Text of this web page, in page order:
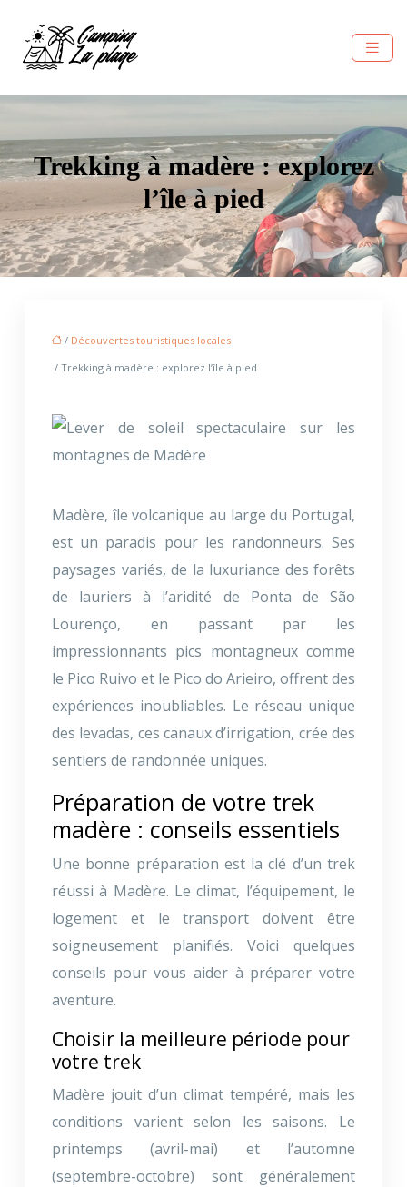
Trekking à madère : explorez
l’île à pied
/ Découvertes touristiques locales
/ Trekking à madère : explorez l’île à pied
Madère, île volcanique au large du Portugal,
est un paradis pour les randonneurs. Ses
paysages variés, de la luxuriance des forêts
de lauriers à l’aridité de Ponta de São
Lourenço, en passant par les
impressionnants pics montagneux comme
le Pico Ruivo et le Pico do Arieiro, offrent des
expériences inoubliables. Le réseau unique
des levadas, ces canaux d’irrigation, crée des
sentiers de randonnée uniques.
Préparation de votre trek
madère : conseils essentiels
Une bonne préparation est la clé d’un trek
réussi à Madère. Le climat, l’équipement, le
logement et le transport doivent être
soigneusement planifiés. Voici quelques
conseils pour vous aider à préparer votre
aventure.
Choisir la meilleure période pour
votre trek
Madère jouit d’un climat tempéré, mais les
conditions varient selon les saisons. Le
printemps (avril-mai) et l’automne
(septembre-octobre) sont généralement